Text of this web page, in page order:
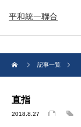
平和統一聯合
記事一覧
直指
2018.8.27